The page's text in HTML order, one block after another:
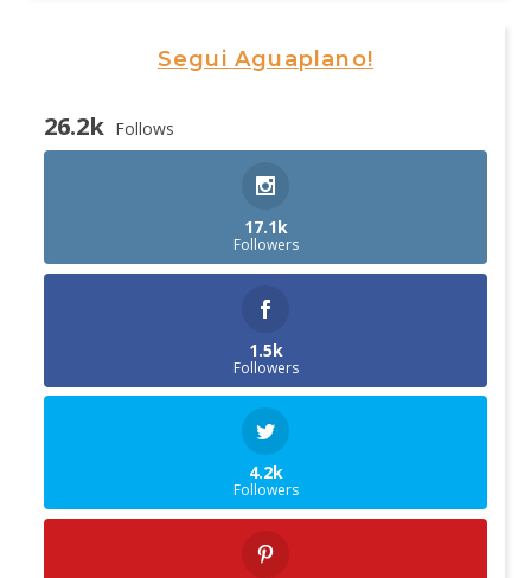
Segui Aguaplano!
26.2k Follows
17.1k
Followers
1.5k
Followers
4.2k
Followers